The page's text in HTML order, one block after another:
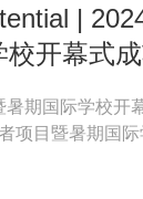
|
开幕式
暑期国际学校开
项目暨暑期国